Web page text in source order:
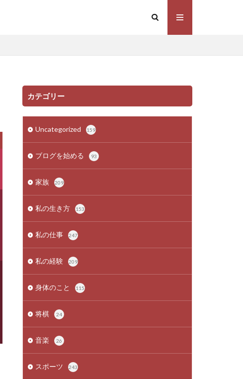
カテゴリー
Uncategorized 159
ブログを始める 93
家族 209
私の生き方 153
私の仕事 247
私の経験 209
身体のこと 115
将棋 24
音楽 26
スポーツ 243